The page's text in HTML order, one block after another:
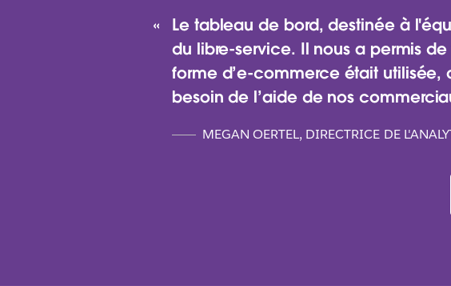
Le tableau de bord, destinée à
du libre-service. Il nous a permis
forme d’e-commerce était utilisée,
besoin de l’aide de nos
MEGAN OERTEL, DIRECTRICE DE